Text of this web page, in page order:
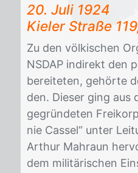
20. Juli 1924
Kie­ler Stra­ße
Zu den völ­ki­schen
NS­DAP in­di­rekt den
be­rei­te­ten, ge­hör­te
den. Die­ser ging aus
ge­grün­de­ten
nie Cas­sel“ un­ter
Ar­thur Mahraun
dem mi­li­tä­ri­schen